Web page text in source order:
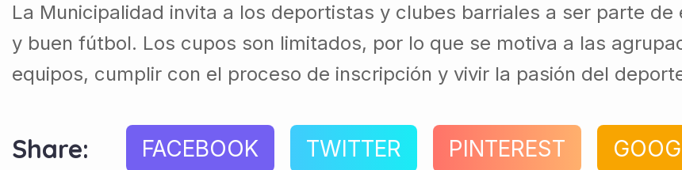
La Municipalidad invita a los deportistas y clubes barriales a ser parte
y buen fútbol. Los cupos son limitados, por lo que se motiva a las
equipos, cumplir con el proceso de inscripción y vivir la pasión del
Share: FACEBOOK TWITTER PINTEREST